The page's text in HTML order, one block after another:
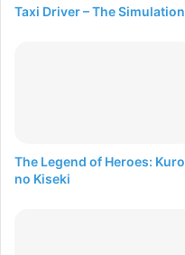
Taxi Driver – The Simulation
The Legend of Heroes: Kuro
no Kiseki